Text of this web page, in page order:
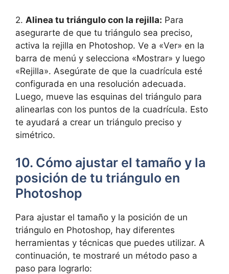
2. Alinea tu triángulo con la rejilla: Para
asegurarte de que tu triángulo sea preciso,
activa la rejilla en Photoshop. Ve a «Ver» en la
barra de menú y selecciona «Mostrar» y luego
«Rejilla». Asegúrate de que la cuadrícula esté
configurada en una resolución adecuada.
Luego, mueve las esquinas del triángulo para
alinearlas con los puntos de la cuadrícula. Esto
te ayudará a crear un triángulo preciso y
simétrico.
10. Cómo ajustar el tamaño y la
posición de tu triángulo en
Photoshop
Para ajustar el tamaño y la posición de un
triángulo en Photoshop, hay diferentes
herramientas y técnicas que puedes utilizar. A
continuación, te mostraré un método paso a
paso para lograrlo: